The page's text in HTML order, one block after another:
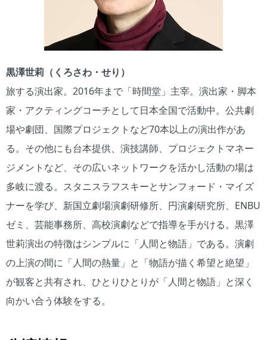
黒澤世莉（くろさわ・せり）
旅する演出家。2016年まで「時間堂」主宰。演出家・脚本
家・アクティングコーチとして日本全国で活動中。公共劇
場や劇団、国際プロジェクトなど70本以上の演出作があ
る。その他にも台本提供、演技講師、プロジェクトマネー
ジメントなど、その広いネットワークを活かし活動の場は
多岐に渡る。スタニスラフスキーとサンフォード・マイズ
ナーを学び、新国立劇場演劇研修所、円演劇研究所、ENBU
ゼミ、芸能事務所、高校演劇などで指導を手がける。黒澤
世莉演出の特徴はシンプルに「人間と物語」である。演劇
の上演の間に「人間の熱量」と「物語が描く希望と絶望」
が観客と共有され、ひとりひとりが「人間と物語」と深く
向かい合う体験をする。